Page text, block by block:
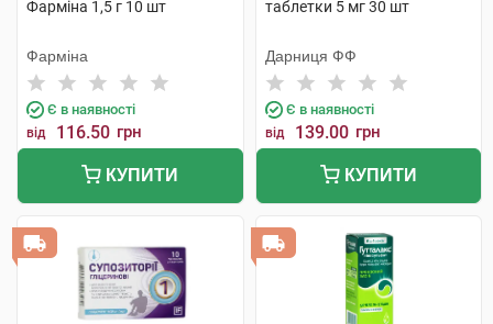
Фарміна 1,5 г 10 шт
Фарміна
Є в наявності
від 116.50 грн
КУПИТИ
таблетки 5 мг 30 шт
Дарниця ФФ
Є в наявності
від 139.00 грн
КУПИТИ